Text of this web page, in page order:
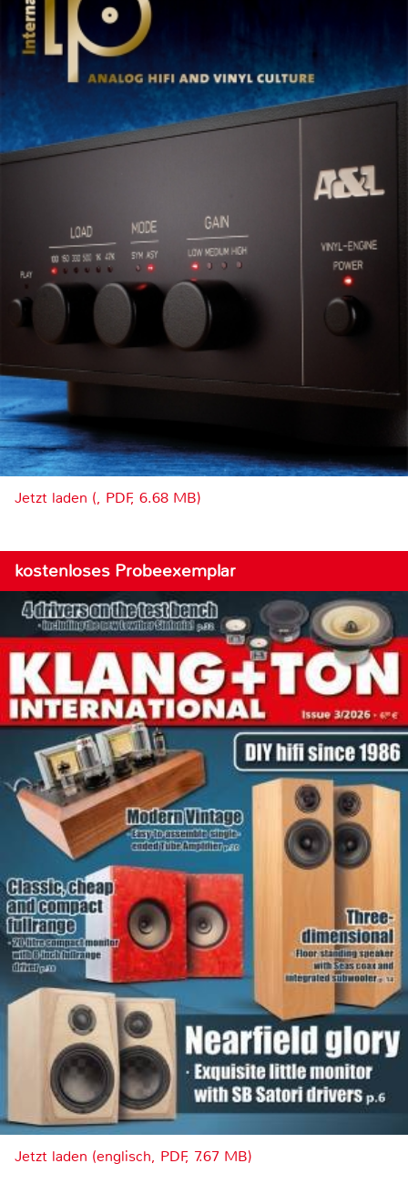
Jetzt laden (, PDF, 6.68 MB)
kostenloses Probeexemplar
Jetzt laden (englisch, PDF, 7.67 MB)